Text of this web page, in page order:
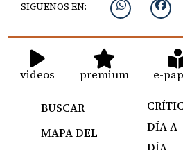
SIGUENOS EN:
videos premium e-
BUSCAR
MAPA DEL
DÍA A